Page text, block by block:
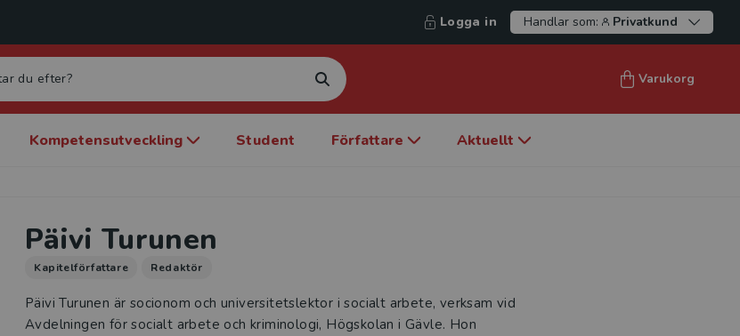
Logga in Handlar som: Privatkund
Varukorg
Kompetensutveckling Student Författare Aktuellt
Päivi Turunen
Kapitelförfattare Redaktör
Päivi Turunen är socionom och universitetslektor i socialt arbete, verksam vid
Avdelningen för socialt arbete och kriminologi, Högskolan i Gävle. Hon